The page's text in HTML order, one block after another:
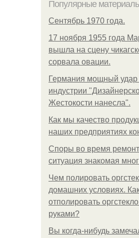
Популярные
Сентябрь 1970 года.
17 ноября 1955 года
вышла на сцену
сорвала овации.
Германия мощный удар
индустрии
Жестокости нанесла".
Как мы качество
наших предприятиях
Споры во время
ситуация знакомая
Чем полировать
домашних условиях.
отполировать
руками?
Вы когда-нибудь